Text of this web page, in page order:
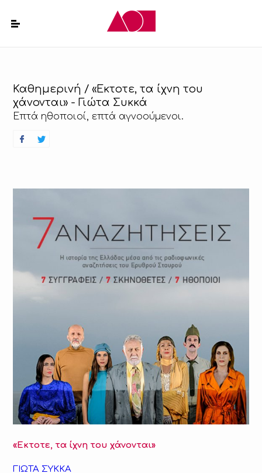
Καθημερινή / «Εκτοτε, τα ίχνη του
χάνονται» - Γιώτα Συκκά
Επτά ηθοποιοί, επτά αγνοούμενοι.
«Εκτοτε, τα ίχνη του χάνονται»
ΓΙΩΤΑ ΣΥΚΚΑ